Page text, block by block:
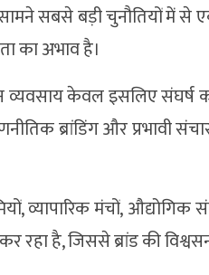
सबसे बड़ी चुनौतियों में से
का अभाव है।
व्यवसाय केवल इसलिए संघर्ष
ब्रांडिंग और प्रभावी
व्यापारिक मंचों,
कर रहा है, जिससे ब्रांड की